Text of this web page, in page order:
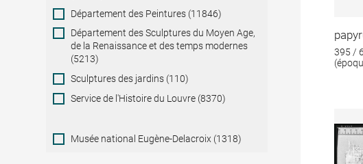
Département des Peintures (11846)
Département des Sculptures du Moyen Age,
de la Renaissance et des temps modernes
(5213)
Sculptures des jardins (110)
Service de l'Histoire du Louvre (8370)
Musée national Eugène-Delacroix (1318)
395 /